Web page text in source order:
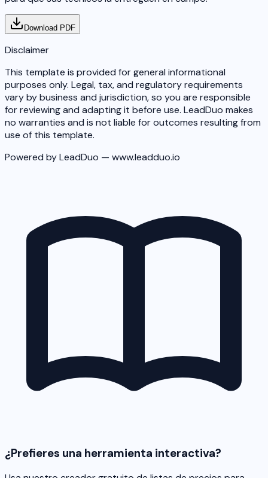
Download PDF
Disclaimer
This template is provided for general informational
purposes only. Legal, tax, and regulatory requirements
vary by business and jurisdiction, so you are responsible
for reviewing and adapting it before use. LeadDuo makes
no warranties and is not liable for outcomes resulting from
use of this template.
Powered by LeadDuo — www.leadduo.io
¿Prefieres una herramienta interactiva?